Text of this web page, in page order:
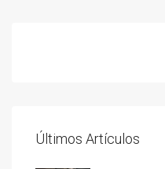
Últimos Artículos